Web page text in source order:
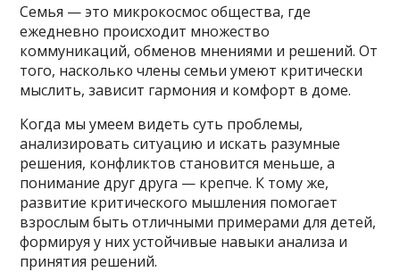
Семья — это микрокосмос общества, где
ежедневно происходит множество
коммуникаций, обменов мнениями и решений. От
того, насколько члены семьи умеют критически
мыслить, зависит гармония и комфорт в доме.
Когда мы умеем видеть суть проблемы,
анализировать ситуацию и искать разумные
решения, конфликтов становится меньше, а
понимание друг друга — крепче. К тому же,
развитие критического мышления помогает
взрослым быть отличными примерами для детей,
формируя у них устойчивые навыки анализа и
принятия решений.